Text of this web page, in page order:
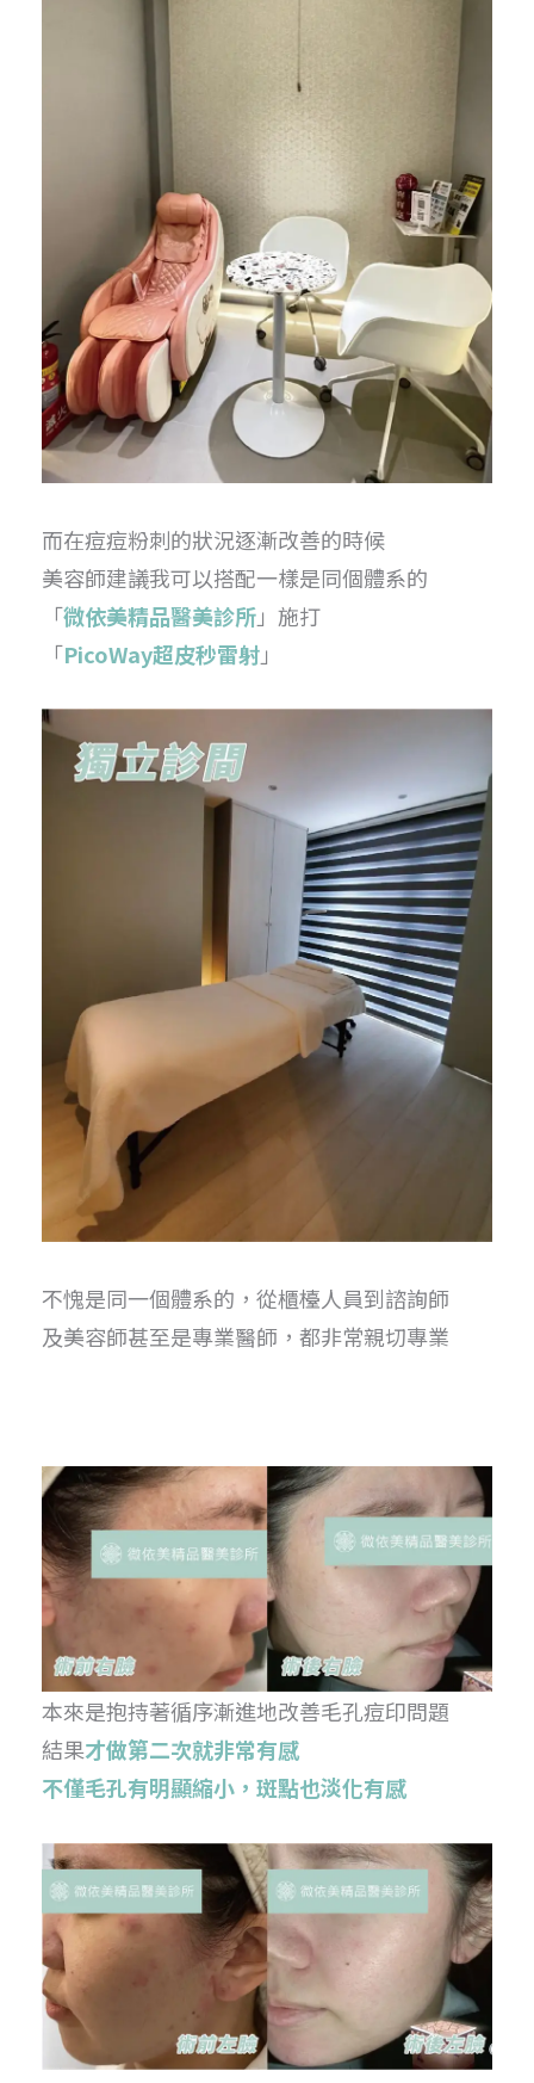
而在痘痘粉刺的狀況逐漸改善的時候
美容師建議我可以搭配一樣是同個體系的
「微依美精品醫美診所」施打
「PicoWay超皮秒雷射」
不愧是同一個體系的，從櫃檯人員到諮詢師
及美容師甚至是專業醫師，都非常親切專業
本來是抱持著循序漸進地改善毛孔痘印問題
結果才做第二次就非常有感
不僅毛孔有明顯縮小，斑點也淡化有感